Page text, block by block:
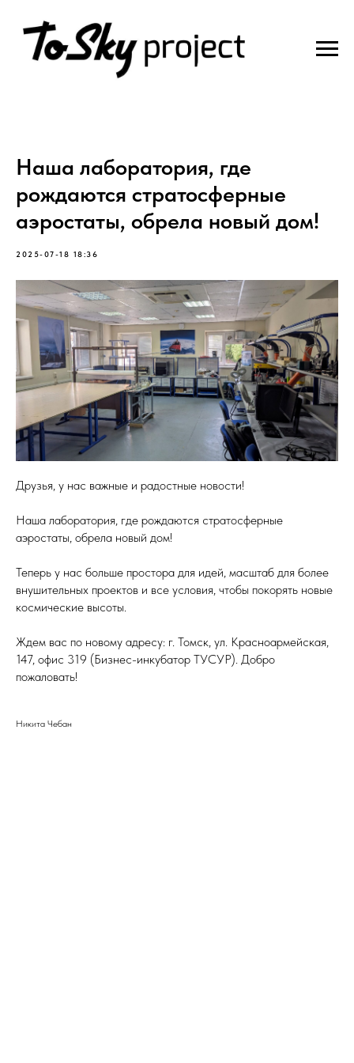
Наша лаборатория, где
рождаются стратосферные
аэростаты, обрела новый дом!
2025-07-18 18:36
Друзья, у нас важные и радостные новости!
Наша лаборатория, где рождаются стратосферные
аэростаты, обрела новый дом!
Теперь у нас больше простора для идей, масштаб для более
внушительных проектов и все условия, чтобы покорять новые
космические высоты.
Ждем вас по новому адресу: г. Томск, ул. Красноармейская,
147, офис 319 (Бизнес-инкубатор ТУСУР). Добро
пожаловать!
Никита Чебан